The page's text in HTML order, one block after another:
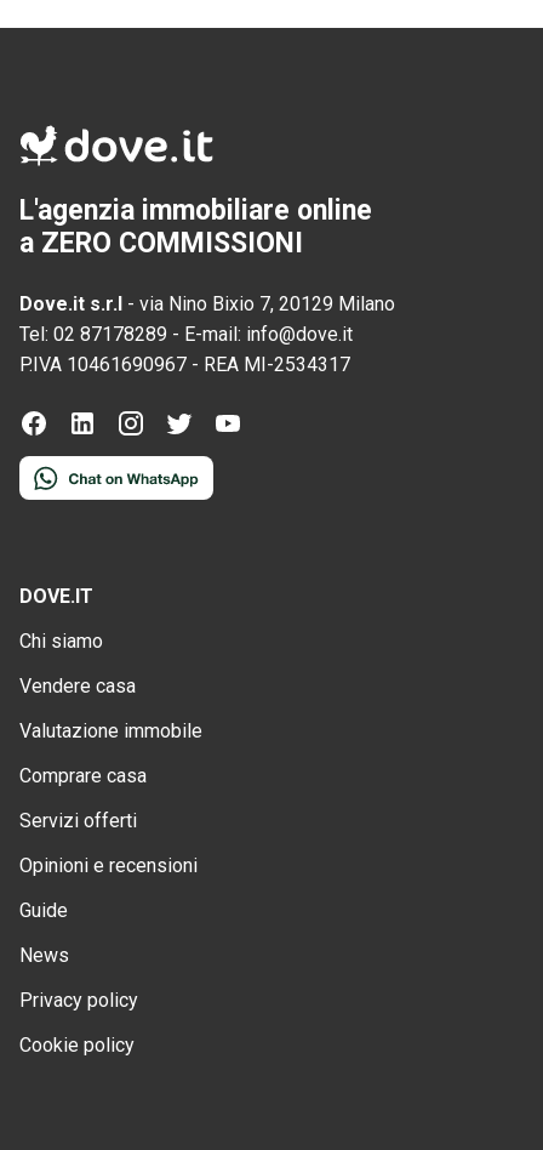
L'agenzia immobiliare online
a ZERO COMMISSIONI
Dove.it s.r.l - via Nino Bixio 7, 20129 Milano
Tel: 02 87178289 - E-mail: info@dove.it
P.IVA 10461690967 - REA MI-2534317
DOVE.IT
Chi siamo
Vendere casa
Valutazione immobile
Comprare casa
Servizi offerti
Opinioni e recensioni
Guide
News
Privacy policy
Cookie policy